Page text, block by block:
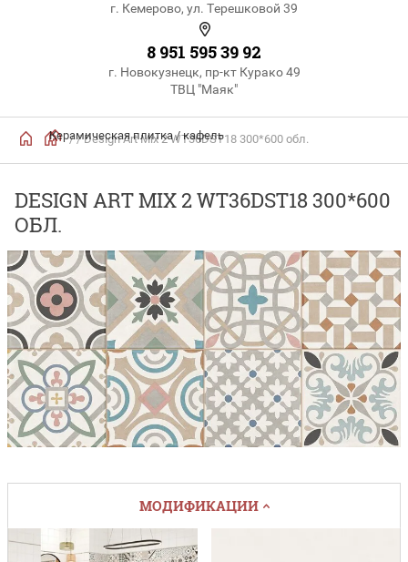
г. Кемерово, ул. Терешковой 39
8 951 595 39 92
г. Новокузнецк, пр-кт Курако 49
ТВЦ "Маяк"
/
Керамическая плитка / кафель
/ Design Art Mix 2 WT36DST18 300*600 обл.
DESIGN ART MIX 2 WT36DST18 300*600
ОБЛ.
МОДИФИКАЦИИ